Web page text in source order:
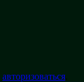
авторизоваться